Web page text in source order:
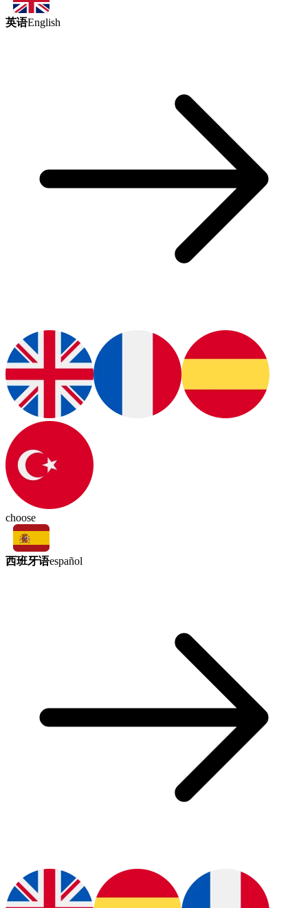
英语English
choose
西班牙语español